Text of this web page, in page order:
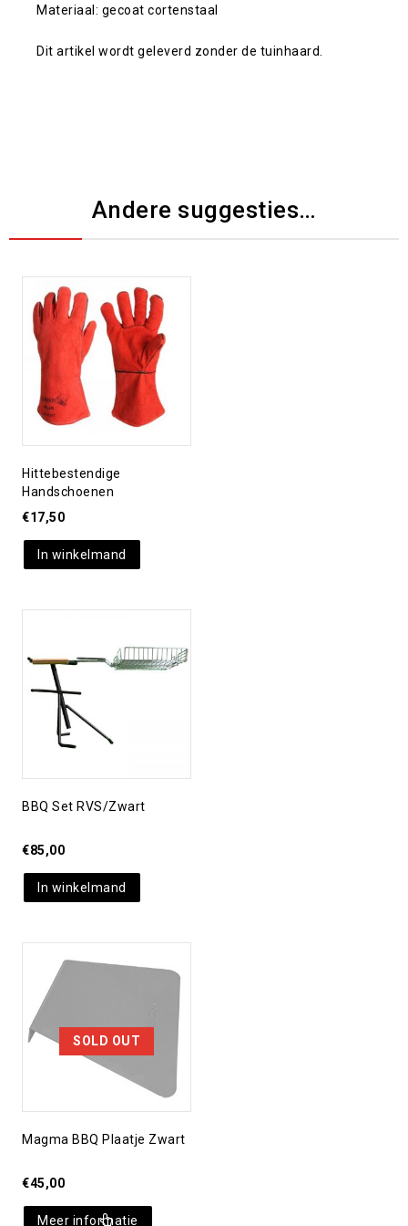
Materiaal: gecoat cortenstaal
Dit artikel wordt geleverd zonder de tuinhaard.
Andere suggesties…
Hittebestendige
Handschoenen
€17,50
In winkelmand
BBQ Set RVS/zwart
€85,00
In winkelmand
SOLD OUT
Magma BBQ Plaatje Zwart
€45,00
Meer informatie